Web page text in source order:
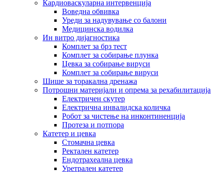
Кардиоваскуларна интервенција
Воведна обвивка
Уреди за надувување со балони
Медицинска водилка
Ин витро дијагностика
Комплет за брз тест
Комплет за собирање плунка
Цевка за собирање вируси
Комплет за собирање вируси
Шише за торакална дренажа
Потрошни материјали и опрема за рехабилитација
Електричен скутер
Електрична инвалидска количка
Робот за чистење на инконтиненција
Протеза и потпора
Катетер и цевка
Стомачна цевка
Ректален катетер
Ендотрахеална цевка
Уретрален катетер